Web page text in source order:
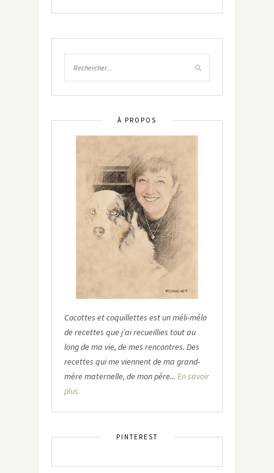
À PROPOS
Cocottes et coquillettes est un méli-mélo
de recettes que j’ai recueillies tout au
long de ma vie, de mes rencontres. Des
recettes qui me viennent de ma grand-
mère maternelle, de mon père... En savoir
plus.
PINTEREST